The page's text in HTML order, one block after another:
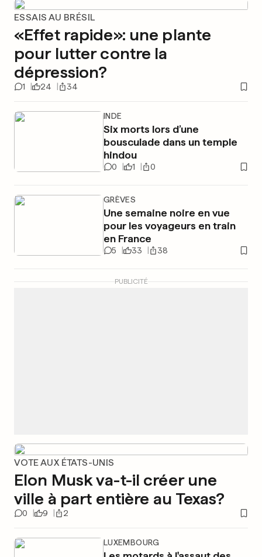
ESSAIS AU BRÉSIL
«Effet rapide»: une plante
pour lutter contre la
dépression?
1 24 34
INDE
Six morts lors d’une
bousculade dans un temple
hindou
0 1 0
GRÈVES
Une semaine noire en vue
pour les voyageurs en train
en France
5 33 38
PUBLICITÉ
VOTE AUX ÉTATS-UNIS
Elon Musk va-t-il créer une
ville à part entière au Texas?
0 9 2
LUXEMBOURG